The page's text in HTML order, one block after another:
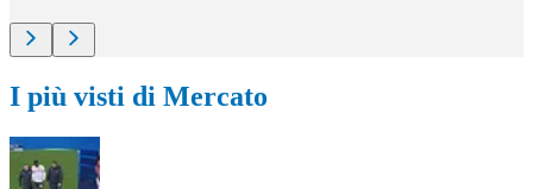
I più visti di Mercato